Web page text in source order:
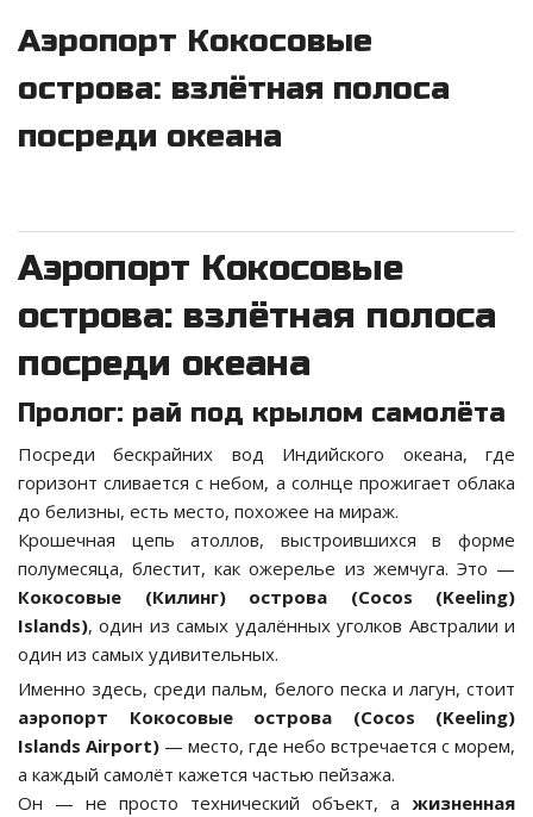
Аэропорт Кокосовые
острова: взлётная полоса
посреди океана
Аэропорт Кокосовые
острова: взлётная полоса
посреди океана
Пролог: рай под крылом самолёта
Посреди бескрайних вод Индийского океана, где
горизонт сливается с небом, а солнце прожигает облака
до белизны, есть место, похожее на мираж.
Крошечная цепь атоллов, выстроившихся в форме
полумесяца, блестит, как ожерелье из жемчуга. Это —
Кокосовые (Килинг) острова (Cocos (Keeling)
Islands), один из самых удалённых уголков Австралии и
один из самых удивительных.
Именно здесь, среди пальм, белого песка и лагун, стоит
аэропорт Кокосовые острова (Cocos (Keeling)
Islands Airport) — место, где небо встречается с морем,
а каждый самолёт кажется частью пейзажа.
Он — не просто технический объект, а жизненная